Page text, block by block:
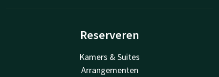
Reserveren
Kamers & Suites
Arrangementen